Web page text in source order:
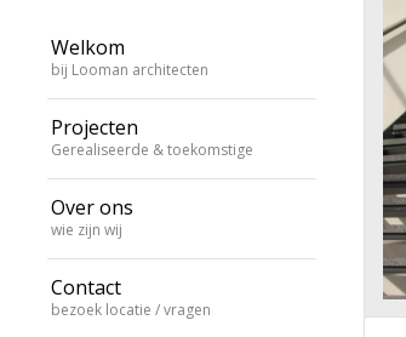
Welkom
bij Looman architecten
Projecten
Gerealiseerde & toekomstige
Over ons
wie zijn wij
Contact
bezoek locatie / vragen